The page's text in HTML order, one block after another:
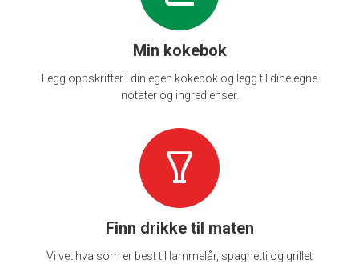
Min kokebok
Legg oppskrifter i din egen kokebok og legg til dine egne
notater og ingredienser.
Finn drikke til maten
Vi vet hva som er best til lammelår, spaghetti og grillet